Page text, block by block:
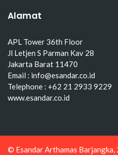
Alamat
APL Tower 36th Floor
Jl Letjen S Parman Kav 28
Jakarta Barat 11470
Email : info@esandar.co.id
Telephone : +62 21 2933 9229
www.esandar.co.id
© Esandar Arthamas Barjangka,